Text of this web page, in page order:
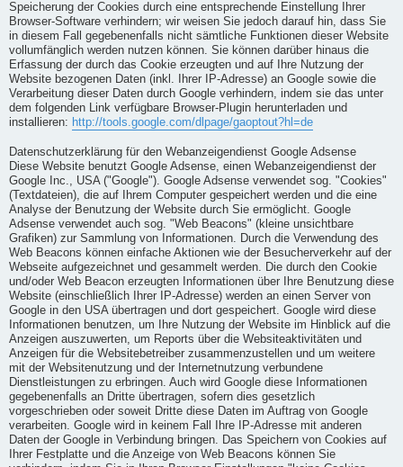
Speicherung der Cookies durch eine entsprechende Einstellung Ihrer
Browser-Software verhindern; wir weisen Sie jedoch darauf hin, dass Sie
in diesem Fall gegebenenfalls nicht sämtliche Funktionen dieser Website
vollumfänglich werden nutzen können. Sie können darüber hinaus die
Erfassung der durch das Cookie erzeugten und auf Ihre Nutzung der
Website bezogenen Daten (inkl. Ihrer IP-Adresse) an Google sowie die
Verarbeitung dieser Daten durch Google verhindern, indem sie das unter
dem folgenden Link verfügbare Browser-Plugin herunterladen und
installieren: http://tools.google.com/dlpage/gaoptout?hl=de
Datenschutzerklärung für den Webanzeigendienst Google Adsense
Diese Website benutzt Google Adsense, einen Webanzeigendienst der
Google Inc., USA ("Google"). Google Adsense verwendet sog. "Cookies"
(Textdateien), die auf Ihrem Computer gespeichert werden und die eine
Analyse der Benutzung der Website durch Sie ermöglicht. Google
Adsense verwendet auch sog. "Web Beacons" (kleine unsichtbare
Grafiken) zur Sammlung von Informationen. Durch die Verwendung des
Web Beacons können einfache Aktionen wie der Besucherverkehr auf der
Webseite aufgezeichnet und gesammelt werden. Die durch den Cookie
und/oder Web Beacon erzeugten Informationen über Ihre Benutzung diese
Website (einschließlich Ihrer IP-Adresse) werden an einen Server von
Google in den USA übertragen und dort gespeichert. Google wird diese
Informationen benutzen, um Ihre Nutzung der Website im Hinblick auf die
Anzeigen auszuwerten, um Reports über die Websiteaktivitäten und
Anzeigen für die Websitebetreiber zusammenzustellen und um weitere
mit der Websitenutzung und der Internetnutzung verbundene
Dienstleistungen zu erbringen. Auch wird Google diese Informationen
gegebenenfalls an Dritte übertragen, sofern dies gesetzlich
vorgeschrieben oder soweit Dritte diese Daten im Auftrag von Google
verarbeiten. Google wird in keinem Fall Ihre IP-Adresse mit anderen
Daten der Google in Verbindung bringen. Das Speichern von Cookies auf
Ihrer Festplatte und die Anzeige von Web Beacons können Sie